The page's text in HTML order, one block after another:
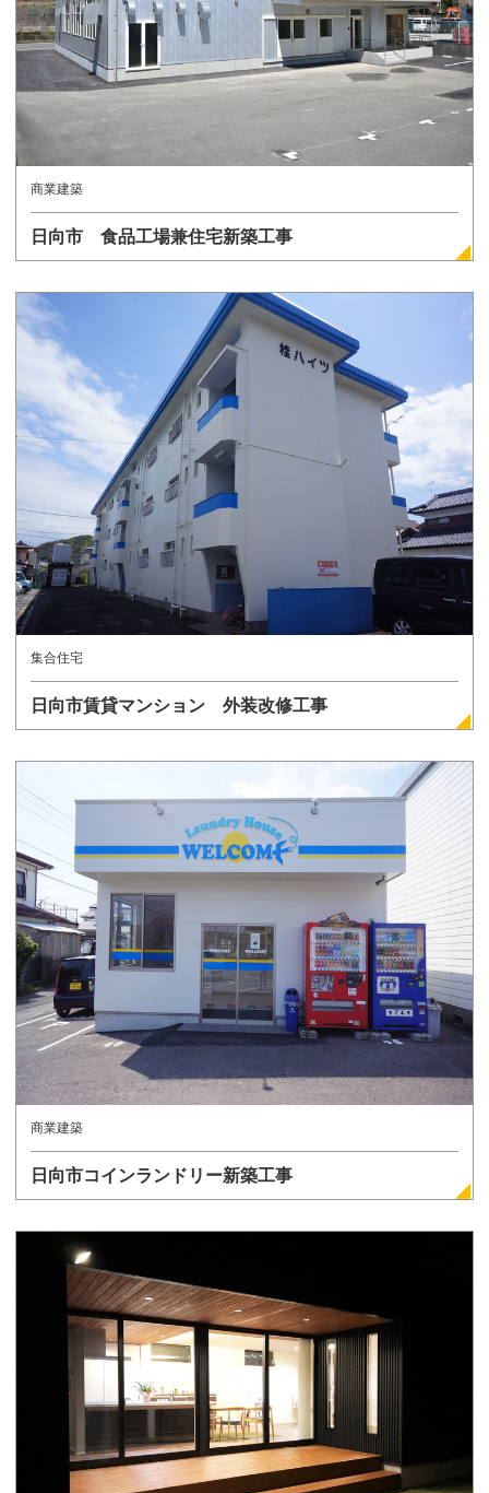
商業建築
日向市 食品工場兼住宅新築工事
集合住宅
日向市賃貸マンション 外装改修工事
詳しく見る
商業建築
日向市コインランドリー新築工事
詳しく見る
詳しく見る